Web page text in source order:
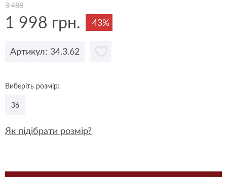
3 488
1 998 грн. -43%
Артикул: 34.3.62
Виберіть розмір:
36
Як підібрати розмір?